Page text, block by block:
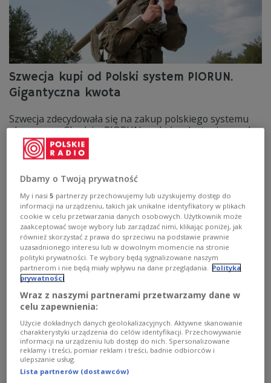
Szwecja kupi od Polski system PIORUN.
Gigantyczna kwota
Szwecja zdecydowała się na zakup polskiego systemu
obronnego. Chodzi o PIORUN, za który dostaniemy od
naszego europejskiego partnera łącznie trzy miliardy
koron - co równa się wartości ponad miliarda polskich
Zobacz więcej na temat:POLSKA
wojsko
handel
X i WhatsApp używane do handlu bronią. W
tle rebelianci Huti
Dbamy o Twoją prywatność
My i nasi5 partnerzy przechowujemy lub uzyskujemy dostęp do
informacji na urządzeniu, takich jak unikalne identyfikatory w plikach
cookie w celu przetwarzania danych osobowych. Użytkownik może
zaakceptować swoje wybory lub zarządzać nimi, klikając poniżej, jak
również skorzystać z prawa do sprzeciwu na podstawie prawnie
uzasadnionego interesu lub w dowolnym momencie na stronie
polityki prywatności. Te wybory będą sygnalizowane naszym
partnerom i nie będą miały wpływu na dane przeglądania. Polityka
prywatności
Wraz z naszymi partnerami przetwarzamy dane w
celu zapewnienia:
Użycie dokładnych danych geolokalizacyjnych. Aktywne skanowanie
charakterystyki urządzenia do celów identyfikacji. Przechowywanie
informacji na urządzeniu lub dostęp do nich. Spersonalizowane
reklamy i treści, pomiar reklam i treści, badnie odbiorców i
ulepszanie usług.
Lista partnerów (dostawców)